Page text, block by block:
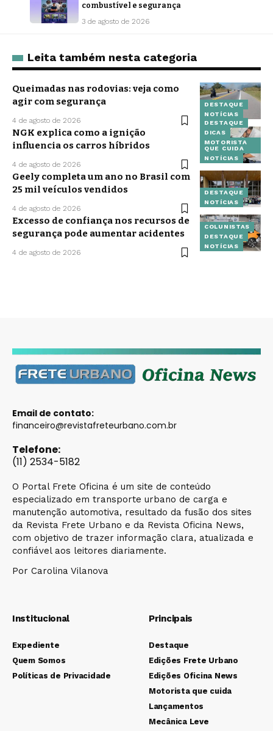
combustível e segurança
3 de agosto de 2026
Leita também nesta categoria
DESTAQUE
NOTÍCIAS
Queimadas nas rodovias: veja como
agir com segurança
4 de agosto de 2026
DESTAQUE
DICAS
MOTORISTA
QUE CUIDA
NOTÍCIAS
NGK explica como a ignição
influencia os carros híbridos
4 de agosto de 2026
DESTAQUE
NOTÍCIAS
Geely completa um ano no Brasil com
25 mil veículos vendidos
4 de agosto de 2026
COLUNISTAS
DESTAQUE
NOTÍCIAS
Excesso de confiança nos recursos de
segurança pode aumentar acidentes
4 de agosto de 2026
Email de contato:
financeiro@revistafreteurbano.com.br
Telefone:
(11) 2534-5182
O Portal Frete Oficina é um site de conteúdo
especializado em transporte urbano de carga e
manutenção automotiva, resultado da fusão dos sites
da Revista Frete Urbano e da Revista Oficina News,
com objetivo de trazer informação clara, atualizada e
confiável aos leitores diariamente.
Por Carolina Vilanova
Institucional
Expediente
Quem Somos
Políticas de Privacidade
Principais
Destaque
Edições Frete Urbano
Edições Oficina News
Motorista que cuida
Lançamentos
Mecânica Leve